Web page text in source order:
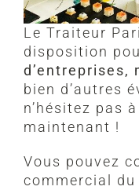
Le Traiteur
disposition
d’entreprises,
bien d’autres
n’hésitez pas
maintenant !
Vous pouvez
commercial